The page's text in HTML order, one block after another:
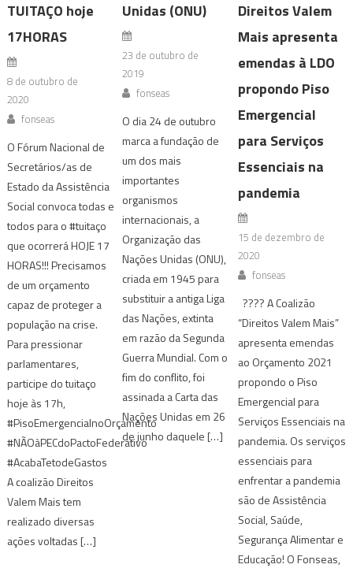
TUITAÇO hoje
17HORAS
8 de outubro de
2020
fonseas
O Fórum Nacional de
Secretários/as de
Estado da Assistência
Social convoca todas e
todos para o #tuitaço
que ocorrerá HOJE 17
HORAS!!! Precisamos
de um orçamento
capaz de proteger a
população na crise.
Para pressionar
parlamentares,
participe do tuitaço
hoje às 17h,
#PisoEmergencialnoOrçamento
#NÃOàPECdoPactoFederativo
#AcabaTetodeGastos
A coalizão Direitos
Valem Mais tem
realizado diversas
ações voltadas […]
Unidas (ONU)
23 de outubro de
2019
fonseas
O dia 24 de outubro
marca a fundação de
um dos mais
importantes
organismos
internacionais, a
Organização das
Nações Unidas (ONU),
criada em 1945 para
substituir a antiga Liga
das Nações, extinta
em razão da Segunda
Guerra Mundial. Com o
fim do conflito, foi
assinada a Carta das
Nações Unidas em 26
de junho daquele […]
Direitos Valem
Mais apresenta
emendas à LDO
propondo Piso
Emergencial
para Serviços
Essenciais na
pandemia
15 de dezembro de
2020
fonseas
???? A Coalizão
“Direitos Valem Mais”
apresenta emendas
ao Orçamento 2021
propondo o Piso
Emergencial para
Serviços Essenciais na
pandemia. Os serviços
essenciais para
enfrentar a pandemia
são de Assistência
Social, Saúde,
Segurança Alimentar e
Educação! O Fonseas,